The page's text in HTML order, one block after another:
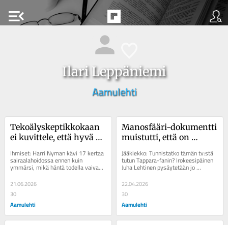
menu_open
Ilari Leppäniemi
Aamulehti
Tekoälyskeptikkokaan
ei kuvittele, että hyvä
inspiraation
yliluonnollisesta
Ihmiset: Harri Nyman kävi 17 kertaa
sairaalahoidossa ennen kuin
ymmärsi, mikä häntä todella vaivasi
Reportaasi: Punkalaitumen...
21.06.2026
30
Aamulehti
Manosfääri-dokumentti
muistutti, että on
asioista tyystin pihalla
Jääkiekko: Tunnistatko tämän tv:stä
tutun Tappara-fanin? Irokeesipäinen
Juha Lehtinen pysäytetään jo
kadullakin Ihmiset: Miss plus size
2026...
22.04.2026
30
Aamulehti